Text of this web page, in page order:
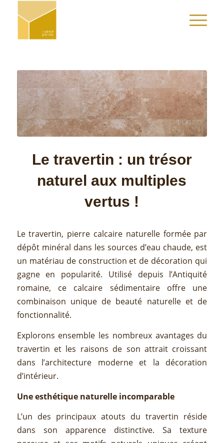
Le travertin : un trésor
naturel aux multiples
vertus !
Le travertin, pierre calcaire naturelle formée par
dépôt minéral dans les sources d’eau chaude, est
un matériau de construction et de décoration qui
gagne en popularité. Utilisé depuis l’Antiquité
romaine, ce calcaire sédimentaire offre une
combinaison unique de beauté naturelle et de
fonctionnalité.
Explorons ensemble les nombreux avantages du
travertin et les raisons de son attrait croissant
dans l’architecture moderne et la décoration
d’intérieur.
Une esthétique naturelle incomparable
L’un des principaux atouts du travertin réside
dans son apparence distinctive. Sa texture